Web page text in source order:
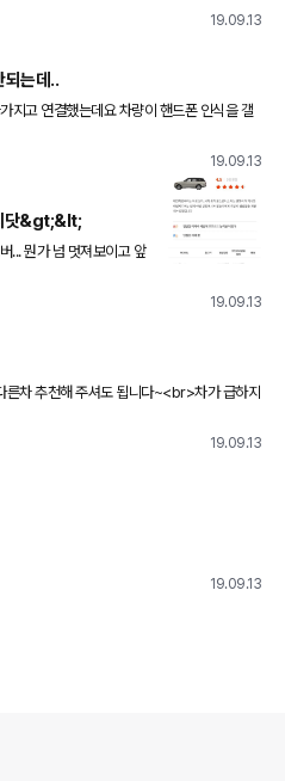
19.09.13
되는데..
요 차량이 핸드폰 인식을 갤
19.09.13
닷&gt;&lt;
... 뭔가 넘 멋져보이고 앞
다는 소리듣고 첫 차로
수잇짜나여?ㅋㅋㅋㅋ
19.09.13
차 추천해 주셔도 됩니다~<br>차가 급하지
19.09.13
19.09.13